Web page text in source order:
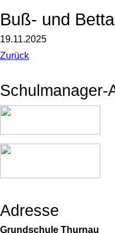
Buß- und
19.11.2025
Zurück
Schulmanager-
Adresse
Grundschule Thurnau